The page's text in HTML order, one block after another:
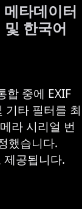
타데이터
한국어
합 중에 EXIF
기타 필터를 최
라 시리얼 번
했습니다.
공됩니다.